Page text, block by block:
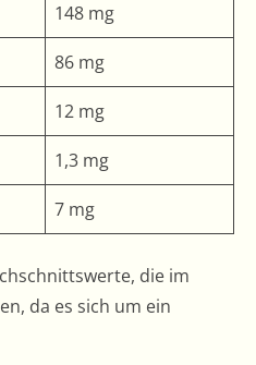
148 mg
86 mg
12 mg
1,3 mg
7 mg
die im
da es sich um ein